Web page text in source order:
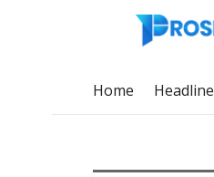
Home Headline